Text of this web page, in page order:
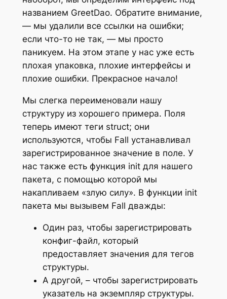
названием GreetDao. Обратите внимание,
— мы удалили все ссылки на ошибки;
если что-то не так, — мы просто
паникуем. На этом этапе у нас уже есть
плохая упаковка, плохие интерфейсы и
плохие ошибки. Прекрасное начало!
Мы слегка переименовали нашу
структуру из хорошего примера. Поля
теперь имеют теги struct; они
используются, чтобы Fall устанавливал
зарегистрированное значение в поле. У
нас также есть функция init для нашего
пакета, с помощью которой мы
накапливаем «злую силу». В функции init
пакета мы вызывем Fall дважды:
Один раз, чтобы зарегистрировать
конфиг-файл, который
предоставляет значения для тегов
структуры.
А другой, – чтобы зарегистрировать
указатель на экземпляр структуры.